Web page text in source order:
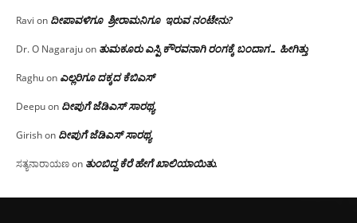
Ravi on ದೀಪಾವಳಿಗೂ ಶ್ರೀರಾಮನಿಗೂ ಇರುವ ನಂಟೇನು?
Dr. O Nagarajuon ತುಮಕೂರು ಎಸ್ಪಿ ಕೌರವನಾಗಿ ರಂಗಕ್ಕೆ ಬಂದಾಗ… ಹೀಗಿತ್ತು
Raghuon ಎಲ್ಲರಿಗೂ ದಕ್ಕದ ಕೆಬಿಎಸ್
Deepuon ದೀಪುಗೆ ಜೆಡಿಎಸ್ ಸಾರಥ್ಯ
Girishon ದೀಪುಗೆ ಜೆಡಿಎಸ್ ಸಾರಥ್ಯ
ಸತ್ಯನಾರಾಯಣon ತುಂಬಿದ್ದ ಕೆರೆ ಹೇಗೆ ಖಾಲಿಯಾಯಿತು.